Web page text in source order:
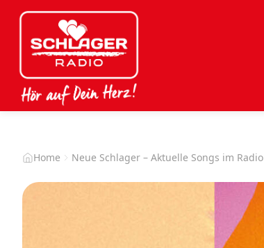
Home Neue Schlager – Aktuelle Songs im Radio